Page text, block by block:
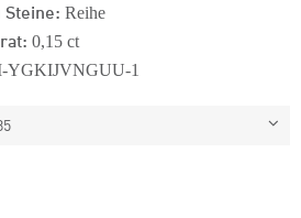
Reihe
0,15 ct
YGKIJVNGUU-1